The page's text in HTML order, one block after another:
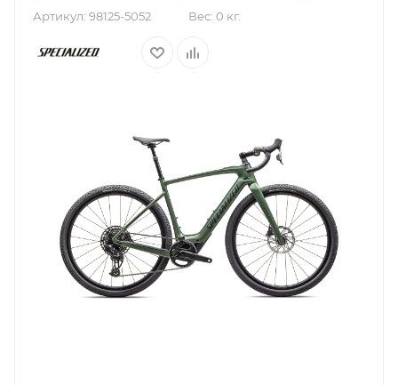
Артикул: 98125-5052 Вес: 0 кг.